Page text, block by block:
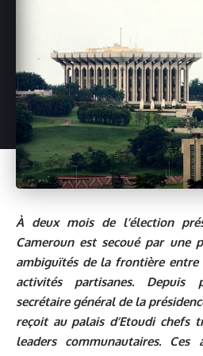
À deux mois de l’élection
Cameroun est secoué par une
ambiguïtés de la frontière
activités partisanes. Depuis
secrétaire général de la
reçoit au palais d’Etoudi chefs
leaders communautaires. Ces